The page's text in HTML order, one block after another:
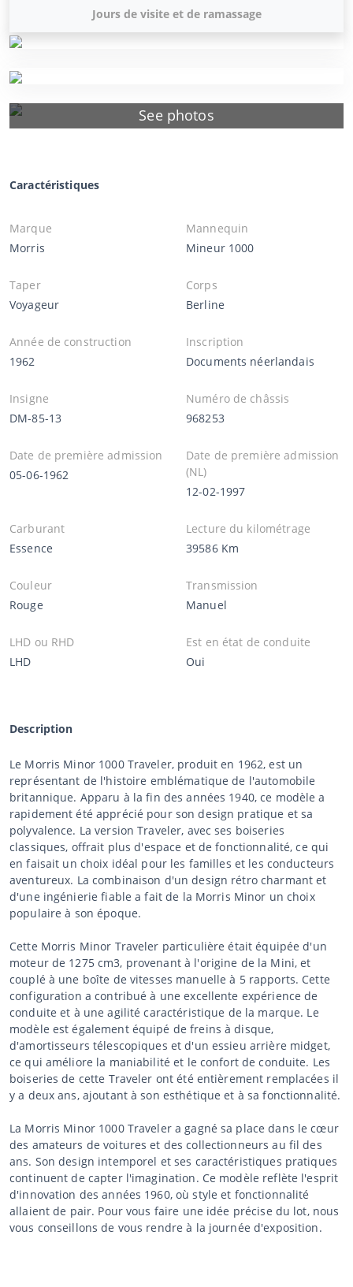
See photos
Jours de visite et de ramassage
Caractéristiques
Marque
Morris
Mannequin
Mineur 1000
Taper
Voyageur
Corps
Berline
Année de construction
1962
Inscription
Documents néerlandais
Insigne
DM-85-13
Numéro de châssis
968253
Date de première admission
05-06-1962
Date de première admission
(NL)
12-02-1997
Carburant
Essence
Lecture du kilométrage
39586 Km
Couleur
Rouge
Transmission
Manuel
LHD ou RHD
LHD
Est en état de conduite
Oui
Description
Le Morris Minor 1000 Traveler, produit en 1962, est un
représentant de l'histoire emblématique de l'automobile
britannique. Apparu à la fin des années 1940, ce modèle a
rapidement été apprécié pour son design pratique et sa
polyvalence. La version Traveler, avec ses boiseries
classiques, offrait plus d'espace et de fonctionnalité, ce qui
en faisait un choix idéal pour les familles et les conducteurs
aventureux. La combinaison d'un design rétro charmant et
d'une ingénierie fiable a fait de la Morris Minor un choix
populaire à son époque.
Cette Morris Minor Traveler particulière était équipée d'un
moteur de 1275 cm3, provenant à l'origine de la Mini, et
couplé à une boîte de vitesses manuelle à 5 rapports. Cette
configuration a contribué à une excellente expérience de
conduite et à une agilité caractéristique de la marque. Le
modèle est également équipé de freins à disque,
d'amortisseurs télescopiques et d'un essieu arrière midget,
ce qui améliore la maniabilité et le confort de conduite. Les
boiseries de cette Traveler ont été entièrement remplacées il
y a deux ans, ajoutant à son esthétique et à sa fonctionnalité.
La Morris Minor 1000 Traveler a gagné sa place dans le cœur
des amateurs de voitures et des collectionneurs au fil des
ans. Son design intemporel et ses caractéristiques pratiques
continuent de capter l'imagination. Ce modèle reflète l'esprit
d'innovation des années 1960, où style et fonctionnalité
allaient de pair. Pour vous faire une idée précise du lot, nous
vous conseillons de vous rendre à la journée d'exposition.